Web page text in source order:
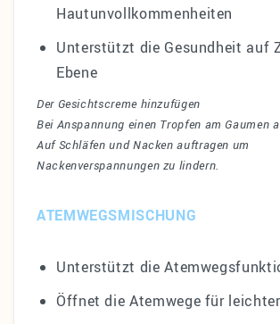
Hautunvollkommenheiten
Unterstützt die Gesundheit auf
Ebene
Der Gesichtscreme hinzufügen
Bei Anspannung einen Tropfen am Gaumen
Auf Schläfen und Nacken auftragen um
Nackenverspannungen zu lindern.
ATEMWEGSMISCHUNG
Unterstützt die
Öffnet die Atemwege für